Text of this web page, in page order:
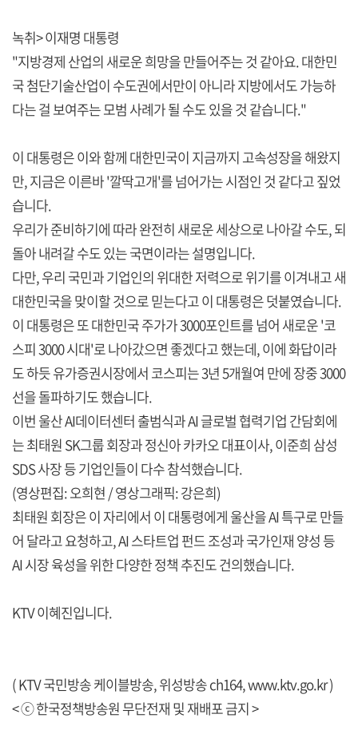
녹취> 이재명 대통령
"지방경제 산업의 새로운 희망을 만들어주는 것 같아요. 대한민
국 첨단기술산업이 수도권에서만이 아니라 지방에서도 가능하
다는 걸 보여주는 모범 사례가 될 수도 있을 것 같습니다."
이 대통령은 이와 함께 대한민국이 지금까지 고속성장을 해왔지
만, 지금은 이른바 '깔딱고개'를 넘어가는 시점인 것 같다고 짚었
습니다.
우리가 준비하기에 따라 완전히 새로운 세상으로 나아갈 수도, 되
돌아 내려갈 수도 있는 국면이라는 설명입니다.
다만, 우리 국민과 기업인의 위대한 저력으로 위기를 이겨내고 새
대한민국을 맞이할 것으로 믿는다고 이 대통령은 덧붙였습니다.
이 대통령은 또 대한민국 주가가 3000포인트를 넘어 새로운 '코
스피 3000 시대'로 나아갔으면 좋겠다고 했는데, 이에 화답이라
도 하듯 유가증권시장에서 코스피는 3년 5개월여 만에 장중 3000
선을 돌파하기도 했습니다.
이번 울산 AI데이터센터 출범식과 AI 글로벌 협력기업 간담회에
는 최태원 SK그룹 회장과 정신아 카카오 대표이사, 이준희 삼성
SDS 사장 등 기업인들이 다수 참석했습니다.
(영상편집: 오희현 / 영상그래픽: 강은희)
최태원 회장은 이 자리에서 이 대통령에게 울산을 AI 특구로 만들
어 달라고 요청하고, AI 스타트업 펀드 조성과 국가인재 양성 등
AI 시장 육성을 위한 다양한 정책 추진도 건의했습니다.
KTV 이혜진입니다.
( KTV 국민방송 케이블방송, 위성방송 ch164,www.ktv.go.kr)
< ⓒ 한국정책방송원 무단전재 및 재배포 금지 >